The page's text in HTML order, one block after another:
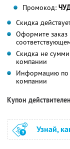
Промокод:
Скидка
Оформите заказ
Скидка не
компании
Информацию по
компании
Купон
Узнай,